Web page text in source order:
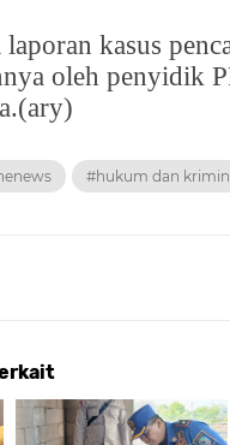
kasus
oleh penyidik
#hukum dan